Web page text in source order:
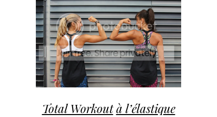
Total Workout à l’élastique